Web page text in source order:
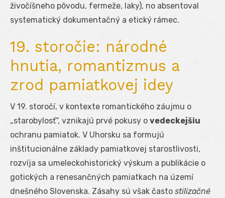
živočíšneho pôvodu, fermeže, laky), no absentoval
systematický dokumentačný a etický rámec.
19. storočie: národné
hnutia, romantizmus a
zrod pamiatkovej idey
V 19. storočí, v kontexte romantického záujmu o
„starobylosť“, vznikajú prvé pokusy o vedeckejšiu
ochranu pamiatok. V Uhorsku sa formujú
inštitucionálne základy pamiatkovej starostlivosti,
rozvíja sa umeleckohistorický výskum a publikácie o
gotických a renesančných pamiatkach na území
dnešného Slovenska. Zásahy sú však často stilizačné